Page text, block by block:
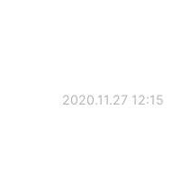
2020.11.27 12:15